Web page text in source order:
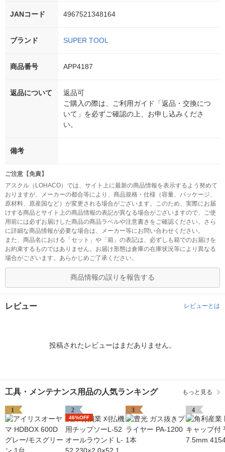
JANコード 4967521348164
ブランド SUPER TOOL
商品番号 APP4187
返品について
返品可
ご購入の際は、ご利用ガイド「返品・交換につ
いて」を必ずご確認の上、お申し込みくださ
い。
備考
ご注意【免責】
アスクル（LOHACO）では、サイト上に最新の商品情報を表示するよう努めて
おりますが、メーカーの都合等により、商品規格・仕様（容量、パッケージ、
原材料、原産国など）が変更される場合がございます。このため、実際にお届
けする商品とサイト上の商品情報の表記が異なる場合がございますので、ご使
用前には必ずお届けした商品の商品ラベルや注意書きをご確認ください。さら
に詳細な商品情報が必要な場合は、メーカー等にお問い合わせください。
また、商品名における「セット」や「箱」の表記は、必ずしも箱でのお届けを
お約束するものではありません。お届け形態は倉庫の在庫状況等により異なる
場合がございます。あらかじめご了承ください。
商品情報の誤りを報告する
レビュー レビューとは
投稿されたレビューはまだありません。
工具・メンテナンス用品の人気ランキング もっと見る
1 2
46%OFF
3 4